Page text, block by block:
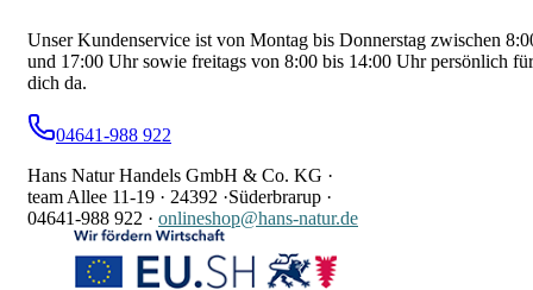
Unser Kundenservice ist von Montag bis Donnerstag zwischen
und 17:00 Uhr sowie freitags von 8:00 bis 14:00 Uhr persönlich für
dich da.
04641-988 922
Hans Natur Handels GmbH & Co. KG ·
team Allee 11-19 · 24392 ·Süderbrarup ·
04641-988 922 · onlineshop@hans-natur.de